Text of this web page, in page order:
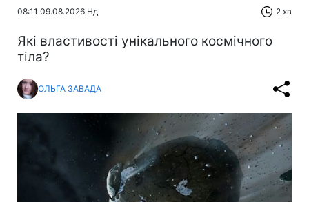
08:11 09.08.2026 Нд 2 хв
Які властивості унікального космічного
тіла?
ОЛЬГА ЗАВАДА